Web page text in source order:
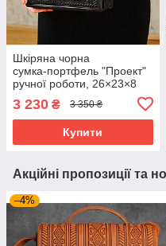
Шкіряна чорна
сумка‑портфель "Проект"
ручної роботи, 26×23×8
3 230 ₴ 3 350 ₴
Купити
Акційні пропозиції та
–4%